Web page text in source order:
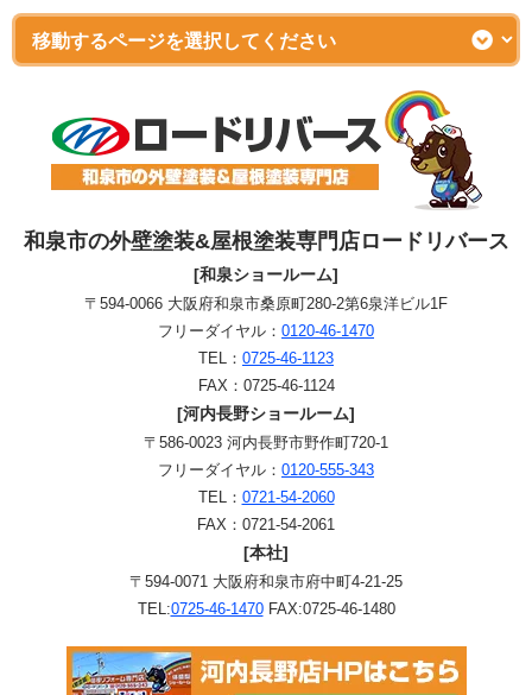
和泉市の外壁塗装&屋根塗装専門店ロードリバース
[和泉ショールーム]
〒594-0066 大阪府和泉市桑原町280-2第6泉洋ビル1F
フリーダイヤル： 0120-46-1470
TEL： 0725-46-1123
FAX：0725-46-1124
[河内長野ショールーム]
〒586-0023 河内長野市野作町720-1
フリーダイヤル： 0120-555-343
TEL： 0721-54-2060
FAX：0721-54-2061
[本社]
〒594-0071 大阪府和泉市府中町4-21-25
TEL:0725-46-1470FAX:0725-46-1480